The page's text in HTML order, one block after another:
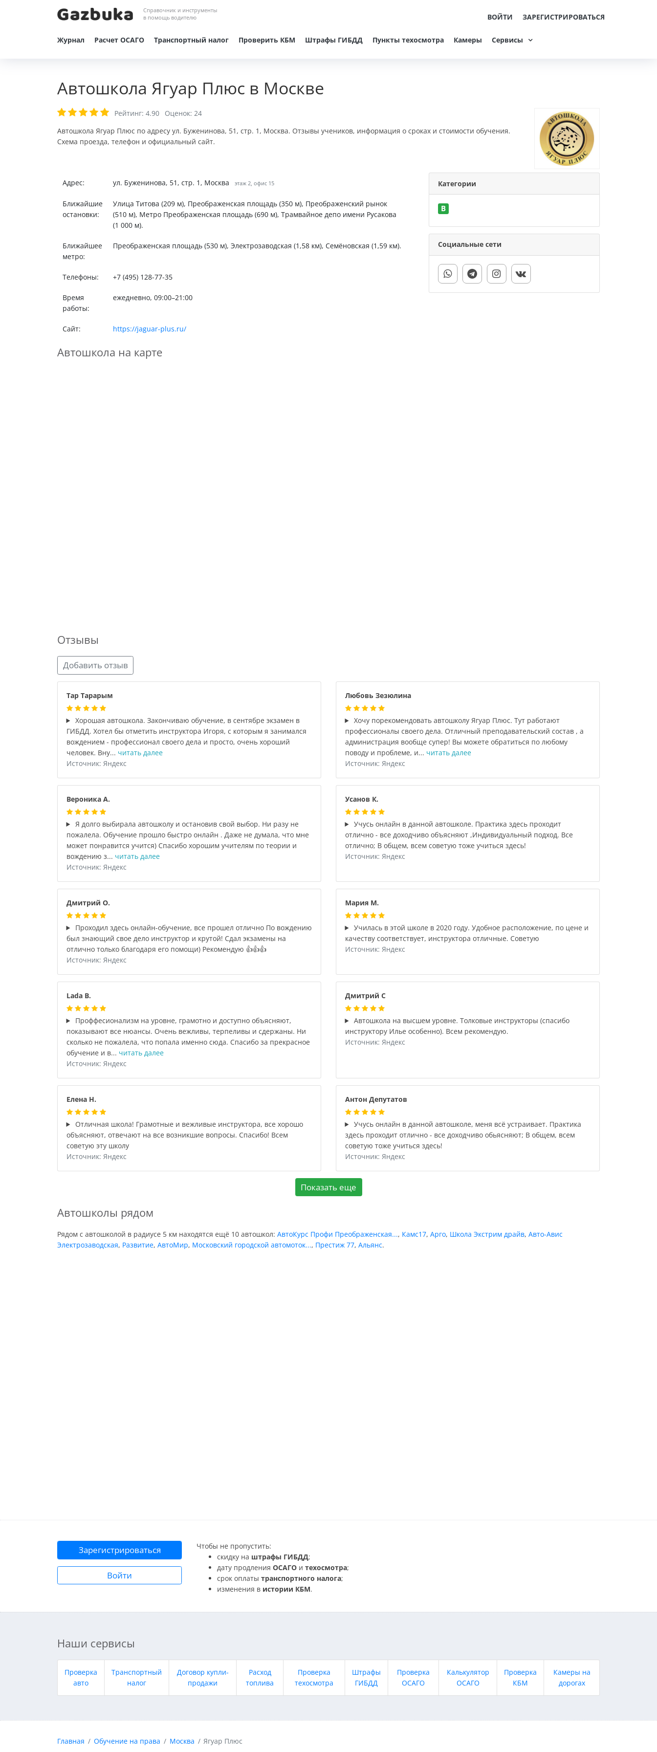
Справочник и инструменты
в помощь водителю
ВОЙТИ ЗАРЕГИСТРИРОВАТЬСЯ
Журнал Расчет ОСАГО Транспортный налог Проверить КБМ Штрафы ГИБДД Пункты техосмотра Камеры Сервисы
Автошкола Ягуар Плюс в Москве
Рейтинг: 4.90 Оценок: 24
Автошкола Ягуар Плюс по адресу ул. Буженинова, 51, стр. 1, Москва. Отзывы учеников, информация о сроках и стоимости обучения.
Схема проезда, телефон и официальный сайт.
Адрес: ул. Буженинова, 51, стр. 1, Москва этаж 2, офис 15
Ближайшие
остановки:
Улица Титова (209 м), Преображенская площадь (350 м), Преображенский рынок
(510 м), Метро Преображенская площадь (690 м), Трамвайное депо имени Русакова
(1 000 м).
Ближайшее
метро:
Преображенская площадь (530 м), Электрозаводская (1,58 км), Семёновская (1,59 км).
Телефоны: +7 (495) 128-77-35
Время
работы:
ежедневно, 09:00–21:00
Сайт: https://jaguar-plus.ru/
Категории
B
Социальные сети
Автошкола на карте
Отзывы
Добавить отзыв
Тар Тарарым
Хорошая автошкола. Закончиваю обучение, в сентябре экзамен в
ГИБДД. Хотел бы отметить инструктора Игоря, с которым я занимался
вождением - профессионал своего дела и просто, очень хороший
человек. Вну... читать далее
Источник: Яндекс
Любовь Зезюлина
Хочу порекомендовать автошколу Ягуар Плюс. Тут работают
профессионалы своего дела. Отличный преподавательский состав , а
администрация вообще супер! Вы можете обратиться по любому
поводу и проблеме, и... читать далее
Источник: Яндекс
Вероника А.
Я долго выбирала автошколу и остановив свой выбор. Ни разу не
пожалела. Обучение прошло быстро онлайн . Даже не думала, что мне
может понравится учится) Спасибо хорошим учителям по теории и
вождению з... читать далее
Источник: Яндекс
Усанов К.
Учусь онлайн в данной автошколе. Практика здесь проходит
отлично - все доходчиво объясняют ,Индивидуальный подход. Все
отлично; В общем, всем советую тоже учиться здесь!
Источник: Яндекс
Дмитрий О.
Проходил здесь онлайн-обучение, все прошел отлично По вождению
был знающий свое дело инструктор и крутой! Сдал экзамены на
отлично только благодаря его помощи) Рекомендую 👍👍👍
Источник: Яндекс
Мария М.
Училась в этой школе в 2020 году. Удобное расположение, по цене и
качеству соответствует, инструктора отличные. Советую
Источник: Яндекс
Lada B.
Проффесионализм на уровне, грамотно и доступно объясняют,
показывают все нюансы. Очень вежливы, терпеливы и сдержаны. Ни
сколько не пожалела, что попала именно сюда. Спасибо за прекрасное
обучение и в... читать далее
Источник: Яндекс
Дмитрий С
Автошкола на высшем уровне. Толковые инструкторы (спасибо
инструктору Илье особенно). Всем рекомендую.
Источник: Яндекс
Елена Н.
Отличная школа! Грамотные и вежливые инструктора, все хорошо
объясняют, отвечают на все возникшие вопросы. Спасибо! Всем
советую эту школу
Источник: Яндекс
Антон Депутатов
Учусь онлайн в данной автошколе, меня всё устраивает. Практика
здесь проходит отлично - все доходчиво обьясняют; В общем, всем
советую тоже учиться здесь!
Источник: Яндекс
Показать еще
Автошколы рядом
Рядом с автошколой в радиусе 5 км находятся ещё 10 автошкол: АвтоКурс Профи Преображенская..., Камс17, Арго, Школа Экстрим драйв, Авто-Авис
Электрозаводская, Развитие, АвтоМир, Московский городской автомоток..., Престиж 77, Альянс.
Зарегистрироваться
Войти
Чтобы не пропустить:
скидку на штрафы ГИБДД;
дату продления ОСАГО и техосмотра;
срок оплаты транспортного налога;
изменения в истории КБМ.
Наши сервисы
Проверка
авто
Транспортный
налог
Договор купли-
продажи
Расход
топлива
Проверка
техосмотра
Штрафы
ГИБДД
Проверка
ОСАГО
Калькулятор
ОСАГО
Проверка
КБМ
Камеры на
дорогах
Главная Обучение на права Москва Ягуар Плюс